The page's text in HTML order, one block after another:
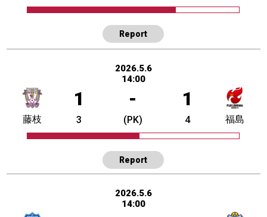
Report
2026.5.6
14:00
1 - 1
藤枝 3 (PK) 4 福島
Report
2026.5.6
14:00